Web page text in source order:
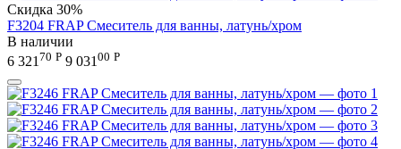
Скидка 30%
F3204 FRAP Смеситель для ванны, латунь/хром
В наличии
6 321 70 Р 9 031 00 Р